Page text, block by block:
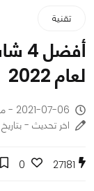
تقنية
لعام 2022
2021-07-06 - منذ 5 سنوات
اخر تحديث - بتاريخ 2022-05-02
27181
0